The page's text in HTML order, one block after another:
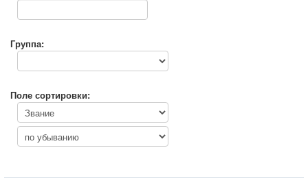
Группа:
Поле сортировки: